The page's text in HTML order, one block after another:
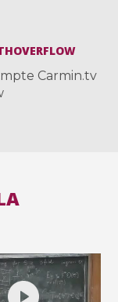
Carmin.tv